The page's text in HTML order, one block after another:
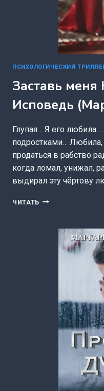
ПСИХОЛОГИЧЕСКИЙ
Заставь меня
Исповедь
Глупая… Я его
подростками…
продаться в рабство
когда ломал, унижал,
выдирал эту чёртову
ЧИТАТЬ ЗАСТАВЬ
ЛЮБИТЬ.
ИСПОВЕДЬ
(МАРГАРИТА